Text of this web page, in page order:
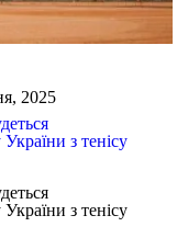
2025
з тенісу
з тенісу